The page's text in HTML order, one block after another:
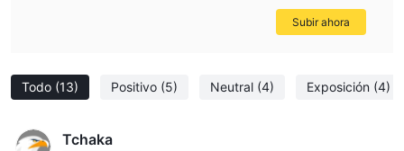
Todo (13) Positivo (5) Neutral (4) Exposición (4)
Tchaka
Subir ahora